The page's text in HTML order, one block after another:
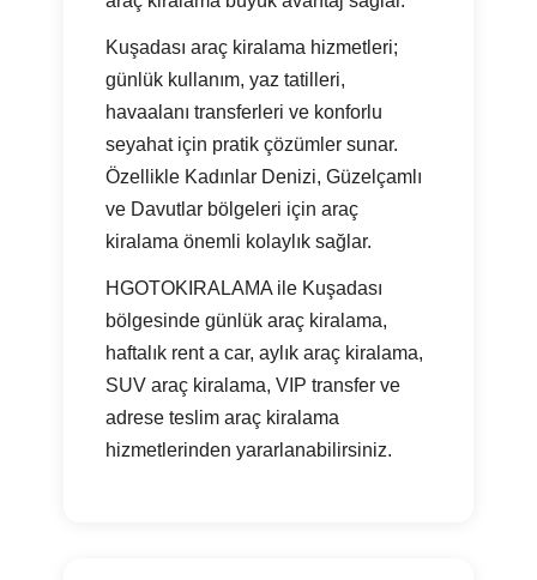
Kuşadası araç kiralama hizmetleri;
günlük kullanım, yaz tatilleri,
havaalanı transferleri ve konforlu
seyahat için pratik çözümler sunar.
Özellikle Kadınlar Denizi, Güzelçamlı
ve Davutlar bölgeleri için araç
kiralama önemli kolaylık sağlar.
HGOTOKIRALAMA ile Kuşadası
bölgesinde günlük araç kiralama,
haftalık rent a car, aylık araç kiralama,
SUV araç kiralama, VIP transfer ve
adrese teslim araç kiralama
hizmetlerinden yararlanabilirsiniz.